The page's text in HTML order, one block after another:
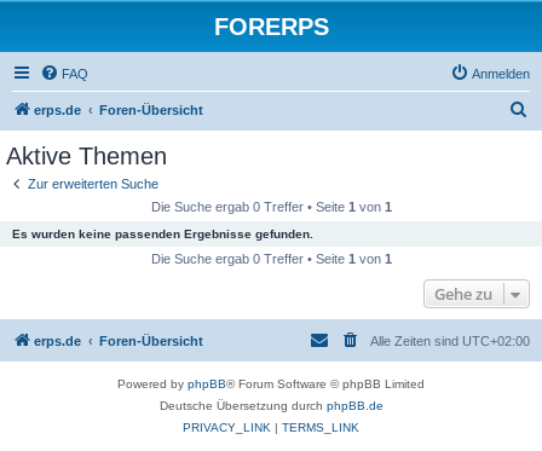
FORERPS
FAQ Anmelden
erps.de Foren-Übersicht
Aktive Themen
Zur erweiterten Suche
Die Suche ergab 0 Treffer • Seite 1 von 1
Es wurden keine passenden Ergebnisse gefunden.
Die Suche ergab 0 Treffer • Seite 1 von 1
Gehe zu
erps.de Foren-Übersicht Alle Zeiten sind UTC+02:00
Powered by phpBB® Forum Software © phpBB Limited
Deutsche Übersetzung durch phpBB.de
PRIVACY_LINK | TERMS_LINK